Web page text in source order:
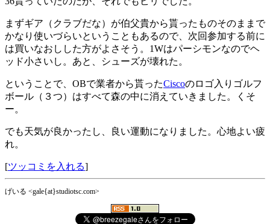
まずギア（クラブだな）が伯父貴から貰ったものそのままで
かなり使いづらいということもあるので、次回参加する前に
は買いなおしした方がよさそう。1Wはパーシモンなのでヘ
ッド小さいし。あと、シューズが壊れた。
ということで、OBで業者から貰ったCiscoのロゴ入りゴルフ
ボール（３つ）はすべて森の中に消えていきました。くそ
ー。
でも天気が良かったし、良い運動になりました。心地よい疲
れ。
[ツッコミを入れる]
げいる <gale{at}studiotsc.com>